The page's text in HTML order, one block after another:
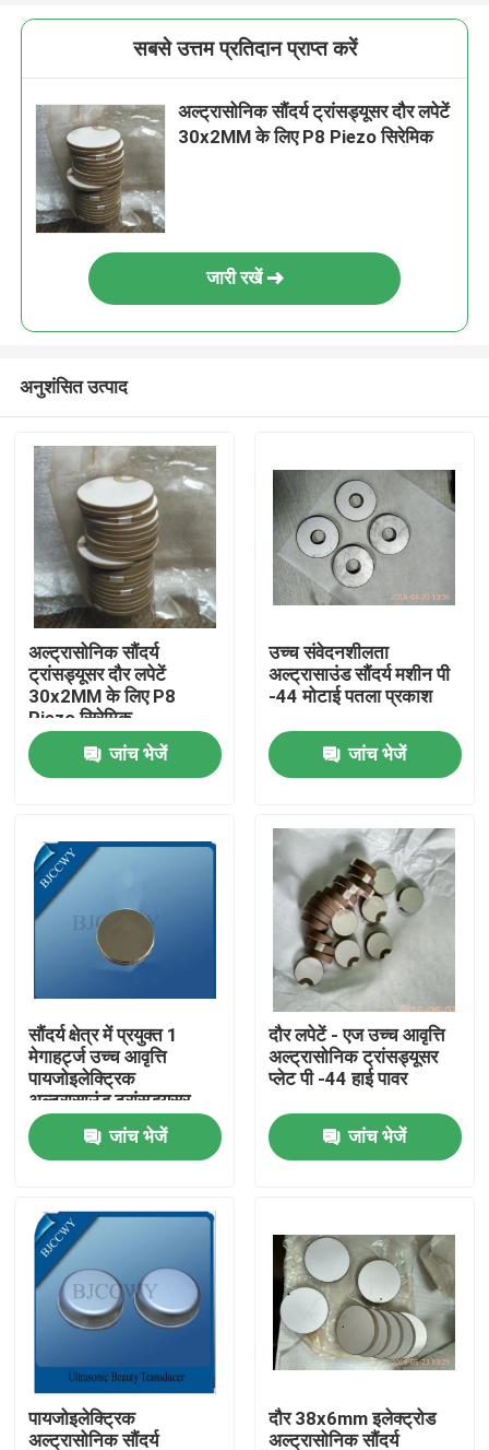
उत्पादों
हमारे बारे में
कारखाना भ्रमण
गुणवत्ता नियंत्रण
संपर्क करें
एक उद्धरण का अनुरोध करें
अल्ट्रासोनिक सफाई ट्रांसड्यूसर
उच्च शक्ति अल्ट्रासोनिक transducer
बहु आवृत्ति अल्ट्रासोनिक ट्रांसड्यूसर
सबसे उत्तम प्रतिदान प्राप्त करें
अल्ट्रासोनिक सौंदर्य ट्रांसड्यूसर दौर लपेटें
30x2MM के लिए P8 Piezo सिरेमिक
जारी रखें
अनुशंसित उत्पाद
अल्ट्रासोनिक सौंदर्य
ट्रांसड्यूसर दौर लपेटें
30x2MM के लिए P8
Piezo सिरेमिक
जांच भेजें
उच्च संवेदनशीलता
अल्ट्रासाउंड सौंदर्य मशीन पी
-44 मोटाई पतला प्रकाश
जांच भेजें
सौंदर्य क्षेत्र में प्रयुक्त 1
मेगाहर्ट्ज उच्च आवृत्ति
पायजोइलेक्ट्रिक
अल्ट्रासाउंड ट्रांसड्यूसर
जांच भेजें
दौर लपेटें - एज उच्च आवृत्ति
अल्ट्रासोनिक ट्रांसड्यूसर
प्लेट पी -44 हाई पावर
जांच भेजें
पायजोइलेक्ट्रिक
अल्ट्रासोनिक सौंदर्य
दौर 38x6mm इलेक्ट्रोड
अल्ट्रासोनिक सौंदर्य